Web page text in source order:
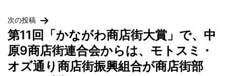
ゲ
ー
シ
ョ
次の投稿
第11回「かながわ商店街大賞」で、中
原9商店街連合会からは、モトスミ・
オズ通り商店街振興組合が商店街部